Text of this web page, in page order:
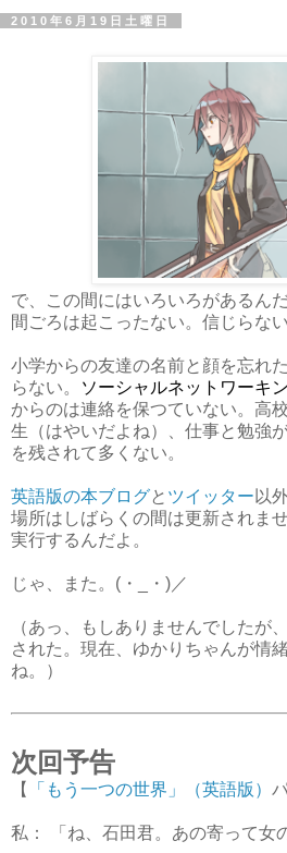
2010年6月19日土曜日
で、この間にはいろいろがあるん
間ごろは起こったない。信じらない
小学からの友達の名前と顔を忘れ
らない。
ソーシャルネットワーキ
からのは連絡を保つていない。高
生（はやいだよね）、仕事と勉強
を残されて多くない。
英語版の本ブログと ツイッター 以
場所はしばらくの間は更新されま
実行するんだよ。
じゃ、また。(・_・)／
（あっ、もしありませんでしたが
された。現在、ゆかりちゃんが情
ね。）
次回予告
【 「もう一つの世界」（英語版）
私： 「ね、石田君。あの寄って女